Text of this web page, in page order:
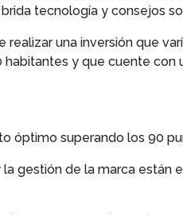
tecnología y consejos
realizar una inversión que
y que cuente con
óptimo superando los 90
gestión de la marca están